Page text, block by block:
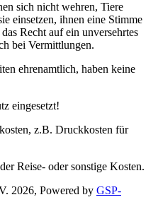
sich nicht wehren, Tiere
einsetzen, ihnen eine Stimme
Recht auf ein unversehrtes
bei Vermittlungen.
ehrenamtlich, haben keine
eingesetzt!
z.B. Druckkosten für
Reise- oder sonstige Kosten.
2026, Powered by GSP-